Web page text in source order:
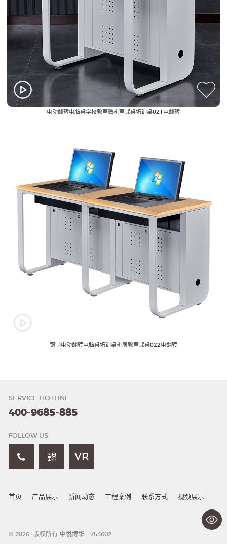
电动翻转电脑桌学校教室微机室课桌培训桌021电翻转
钢制电动翻转电脑桌培训桌机房教室课桌022电翻转
SERVICE HOTLINE
400-9685-885
FOLLOW US
VR
首页 产品展示 新闻动态 工程案例 联系方式 视频展示
© 2026 版权所有 中悦博华 753602